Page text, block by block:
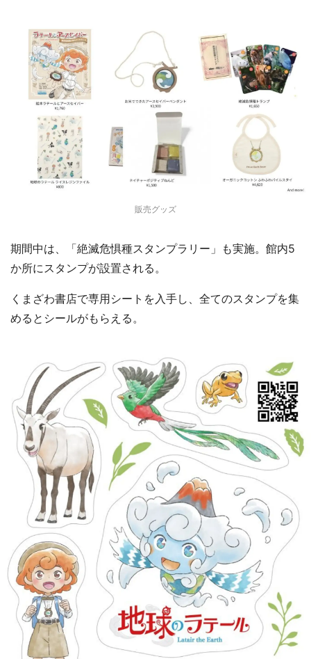
販売グッズ
期間中は、「絶滅危惧種スタンプラリー」も実施。館内5
か所にスタンプが設置される。
くまざわ書店で専用シートを入手し、全てのスタンプを集
めるとシールがもらえる。